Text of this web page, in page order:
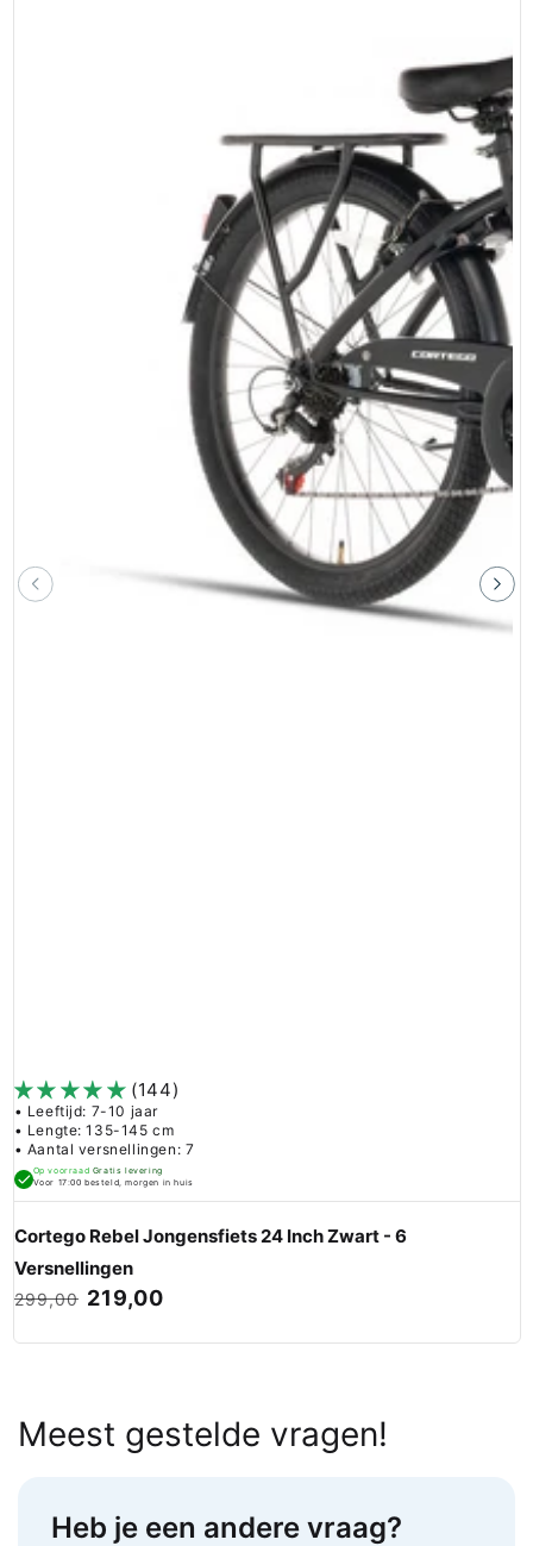
(144)
• Leeftijd: 7-10 jaar
• Lengte: 135-145 cm
• Aantal versnellingen: 7
Op voorraad Gratis levering
Voor 17:00 besteld, morgen in huis
Cortego Rebel Jongensfiets 24 Inch Zwart - 6
Versnellingen
299,00 219,00
Meest gestelde vragen!
Heb je een andere vraag?